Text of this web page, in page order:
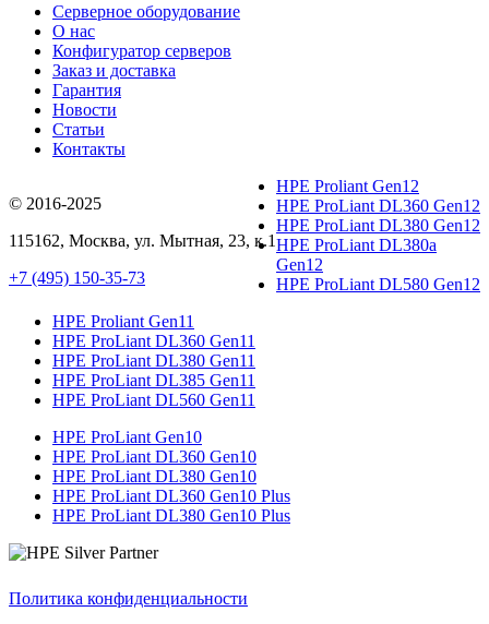
Серверное оборудование
О нас
Конфигуратор серверов
Заказ и доставка
Гарантия
Новости
Статьи
Контакты
© 2016-2025
115162, Москва, ул. Мытная, 23, к.1
+7 (495) 150-35-73
HPE Proliant Gen12
HPE ProLiant DL360 Gen12
HPE ProLiant DL380 Gen12
HPE ProLiant DL380a
Gen12
HPE ProLiant DL580 Gen12
HPE Proliant Gen11
HPE ProLiant DL360 Gen11
HPE ProLiant DL380 Gen11
HPE ProLiant DL385 Gen11
HPE ProLiant DL560 Gen11
HPE ProLiant Gen10
HPE ProLiant DL360 Gen10
HPE ProLiant DL380 Gen10
HPE ProLiant DL360 Gen10 Plus
HPE ProLiant DL380 Gen10 Plus
Политика конфиденциальности